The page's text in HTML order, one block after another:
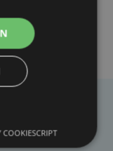
in dit
COOKIESCRIPT